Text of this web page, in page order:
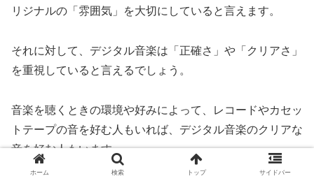
リジナルの「雰囲気」を大切にしていると言えます。
それに対して、デジタル音楽は「正確さ」や「クリアさ」
を重視していると言えるでしょう。
音楽を聴くときの環境や好みによって、レコードやカセッ
トテープの音を好む人もいれば、デジタル音楽のクリアな
音を好む人もいます。
ホーム 検索 トップ サイドバー